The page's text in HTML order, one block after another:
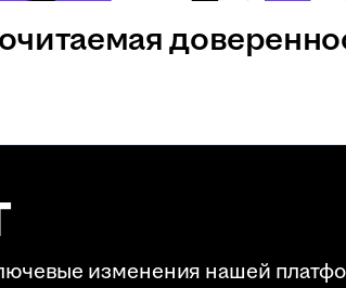
изменения нашей